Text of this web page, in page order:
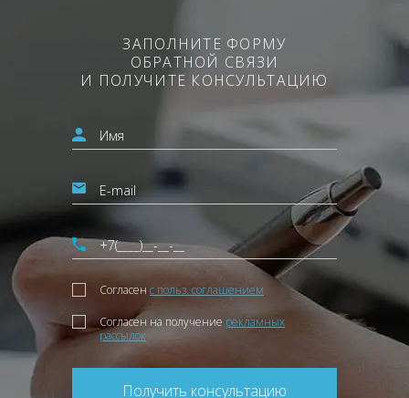
ЗАПОЛНИТЕ ФОРМУ
ОБРАТНОЙ СВЯЗИ
И ПОЛУЧИТЕ КОНСУЛЬТАЦИЮ
Согласен с польз. соглашением
Согласен на получение рекламных
рассылок
Получить консультацию